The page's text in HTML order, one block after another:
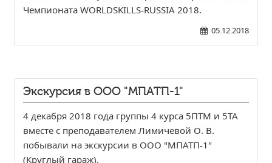
Чемпионата WORLDSKILLS-RUSSIA 2018.
05.12.2018
Экскурсия в ООО "МПАТП-1"
4 декабря 2018 года группы 4 курса 5ПТМ и 5ТА
вместе с преподавателем Лимичевой О. В.
побывали на экскурсии в ООО "МПАТП-1"
(Круглый гараж).